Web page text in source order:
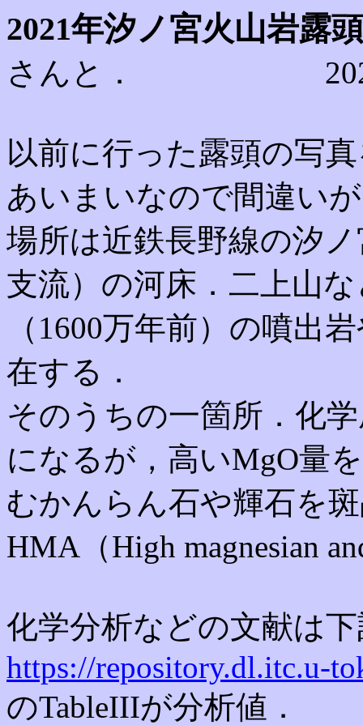
2021年汐ノ宮火山岩露頭
さんと． 2022-
以前に行った露頭の写
あいまいなので間違い
場所は近鉄長野線の汐
支流）の河床．二上山
（1600万年前）の噴出
在する．
そのうちの一箇所．化
になるが，高いMgO量
むかんらん石や輝石を
HMA（High magnesian
化学分析などの文献は
https://repository.dl.itc.u-
のTableIIIが分析値．